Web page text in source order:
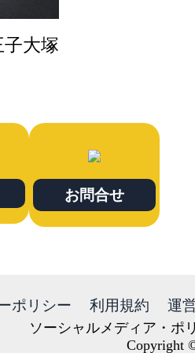
大塚
お問合せ
ポリシー 利用規約 運
ソーシャルメディア・ポ
Copyright